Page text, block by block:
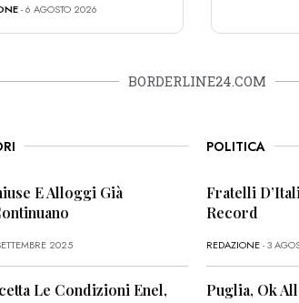
- 6 AGOSTO 2026
BORDERLINE24.COM
E Alloggi Già
2025
Le Condizioni Enel,
POLITICA
Fratelli
Record
REDAZIONE- 3
Puglia, Ok